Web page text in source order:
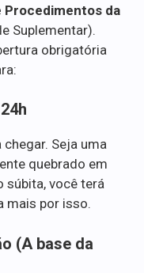
Procedimentos da
Suplementar).
obrigatória
Seja uma
quebrado em
súbita, você terá
mais por isso.
(A base da